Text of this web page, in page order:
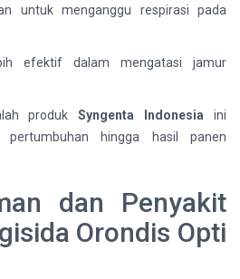
untuk menganggu respirasi pada
efektif dalam mengatasi jamur
produkSyngenta Indonesia ini
pertumbuhan hingga hasil panen
dan Penyakit
Orondis Opti